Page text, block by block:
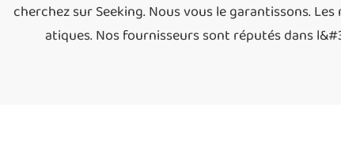
cherchez sur Seeking. Nous vous le garantissons.
atiques. Nos fournisseurs sont réputés dans